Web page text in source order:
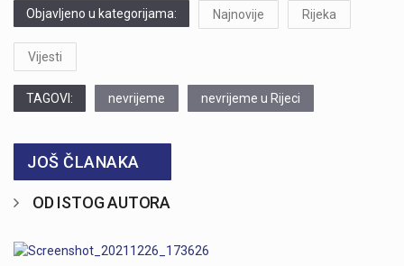
Objavljeno u kategorijama: Najnovije Rijeka
Vijesti
TAGOVI: nevrijeme nevrijeme u Rijeci
JOŠ ČLANAKA
OD ISTOG AUTORA